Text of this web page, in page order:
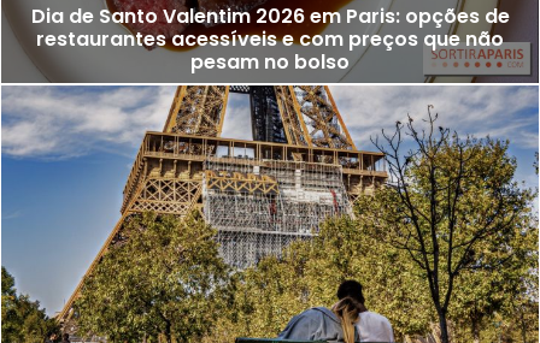
Dia de Santo Valentim 2026 em Paris: opções de
restaurantes acessíveis e com preços que não
pesam no bolso